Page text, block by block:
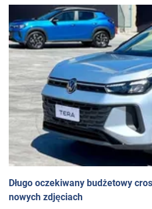
Długo oczekiwany budżetowy
nowych zdjęciach